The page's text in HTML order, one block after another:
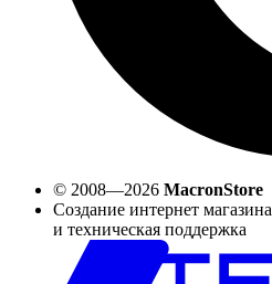
© 2008—2026 MacronStore
Создание интернет магазина
и техническая поддержка